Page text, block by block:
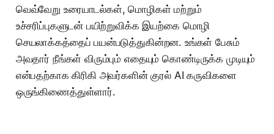
வெவ்வேறு உரையாடல்கள், மொழிகள் மற்றும்
உச்சரிப்புகளுடன் பயிற்றுவிக்க இயற்கை மொழி
செயலாக்கத்தைப் பயன்படுத்துகின்றன. உங்கள் பேசும்
அவதார் நீங்கள் விரும்பும் எதையும் கொண்டிருக்க முடியும்
என்பதற்காக கிரிகி அவர்களின் குரல் AI கருவிகளை
ஒருங்கிணைத்துள்ளார்.